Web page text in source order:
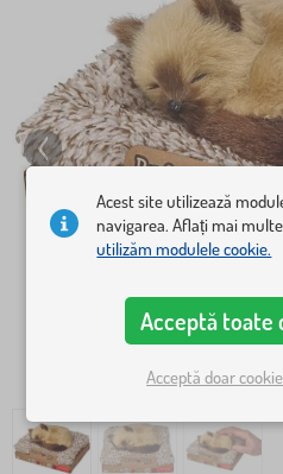
Acest site utilizează
navigarea. Aflați mai
utilizăm modulele cookie.
Acceptă toate
Acceptă doar